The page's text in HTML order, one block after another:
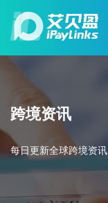
跨境资讯
每日更新全球跨境资讯